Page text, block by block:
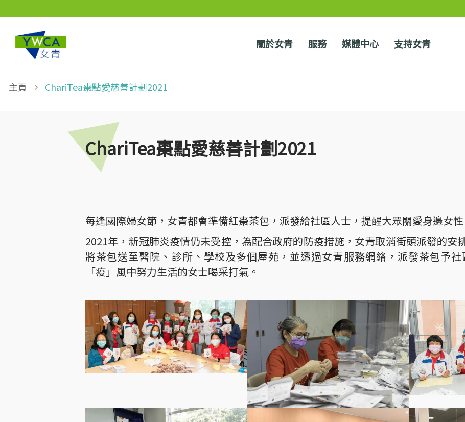
關於女青 服務 媒體中心 支持女青
主頁 ChariTea棗點愛慈善計劃2021
ChariTea棗點愛慈善計劃2021
每逢國際婦女節，女青都會準備紅棗茶包，派發給社區人士，提醒大眾關愛身邊女性
2021年，新冠肺炎疫情仍未受控，為配合政府的防疫措施，女青取消街頭派發的安
將茶包送至醫院、診所、學校及多個屋苑，並透過女青服務網絡，派發茶包予
「疫」風中努力生活的女士喝采打氣。